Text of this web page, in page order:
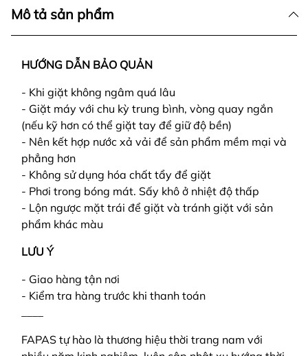
Mô tả sản phẩm
HƯỚNG DẪN BẢO QUẢN
- Khi giặt không ngâm quá lâu
- Giặt máy với chu kỳ trung bình, vòng quay ngắn
(nếu kỹ hơn có thể giặt tay để giữ độ bền)
- Nên kết hợp nước xả vải để sản phẩm mềm mại và
phẳng hơn
- Không sử dụng hóa chất tẩy để giặt
- Phơi trong bóng mát. Sấy khô ở nhiệt độ thấp
- Lộn ngược mặt trái để giặt và tránh giặt với sản
phẩm khác màu
LƯU Ý
- Giao hàng tận nơi
- Kiểm tra hàng trước khi thanh toán
FAPAS tự hào là thương hiệu thời trang nam với